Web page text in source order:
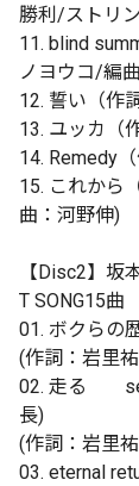
勝利/ストリ
11. blind
ノヨウコ/編
12. 誓い（作
13. ユッカ（
14. Remedy
15. これから
曲：河野伸)
【Disc2】坂
T SONG15曲
01. ボクら
(作詞：岩里
02. 走る
長)
(作詞：岩里
03. eternal